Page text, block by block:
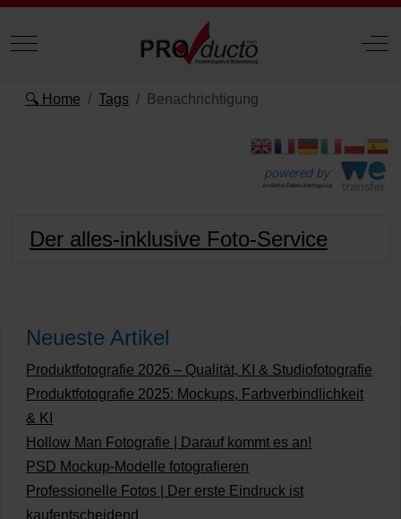
Mobile Menu Toggle Off-
🔍 Home Tags Benachrichtigung
powered by:
einfache Datenübertragung
Der alles-inklusive Foto-Service
Neueste Artikel
Produktfotografie 2026 – Qualität, KI & Studiofotografie
Produktfotografie 2025: Mockups, Farbverbindlichkeit
& KI
Hollow Man Fotografie | Darauf kommt es an!
PSD Mockup-Modelle fotografieren
Professionelle Fotos | Der erste Eindruck ist
kaufentscheidend